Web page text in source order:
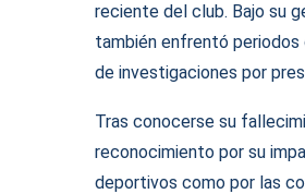
reciente del club. Bajo su
también enfrentó
de investigaciones por
Tras conocerse su
reconocimiento por su
deportivos como por las